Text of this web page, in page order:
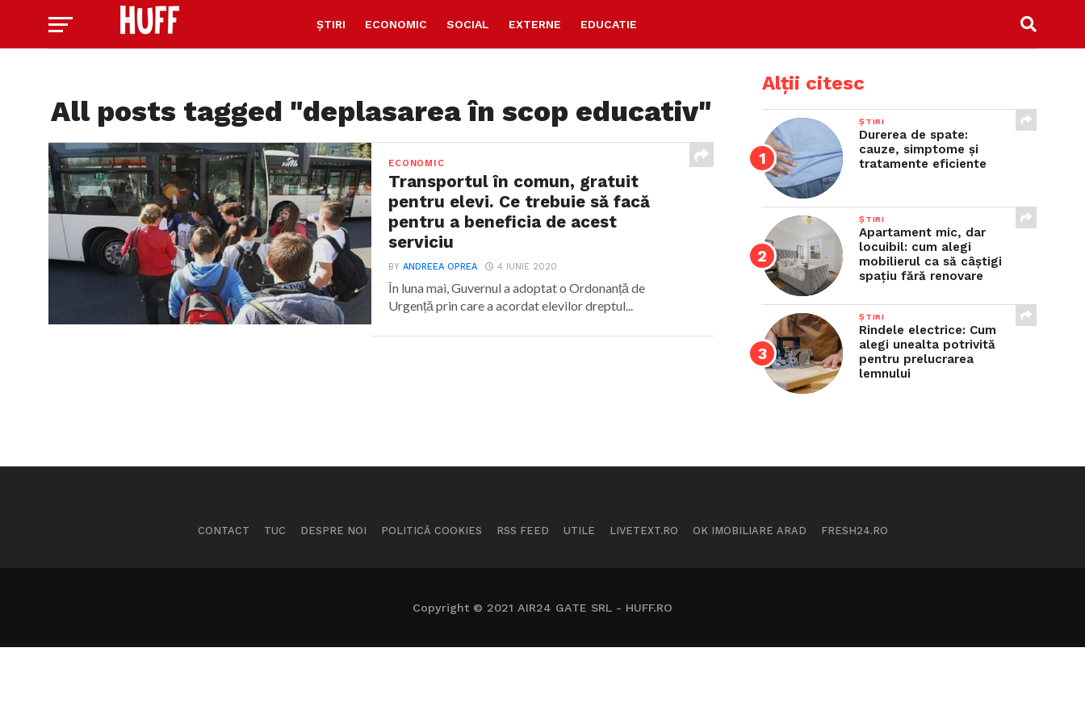
ȘTIRI ECONOMIC SOCIAL EXTERNE EDUCATIE
All posts tagged "deplasarea în scop educativ"
ECONOMIC
Transportul în comun, gratuit
pentru elevi. Ce trebuie să facă
pentru a beneficia de acest
serviciu
BYANDREEA OPREA 4 IUNIE 2020
În luna mai, Guvernul a adoptat o Ordonanță de
Urgență prin care a acordat elevilor dreptul...
Alții citesc
ȘTIRI
Durerea de spate:
cauze, simptome și
tratamente eficiente
ȘTIRI
Apartament mic, dar
locuibil: cum alegi
mobilierul ca să câștigi
spațiu fără renovare
ȘTIRI
Rindele electrice: Cum
alegi unealta potrivită
pentru prelucrarea
lemnului
CONTACT TUC DESPRE NOI POLITICĂ COOKIES RSS FEED UTILE LIVETEXT.RO OK IMOBILIARE ARAD FRESH24.RO
Copyright © 2021 AIR24 GATE SRL - HUFF.RO